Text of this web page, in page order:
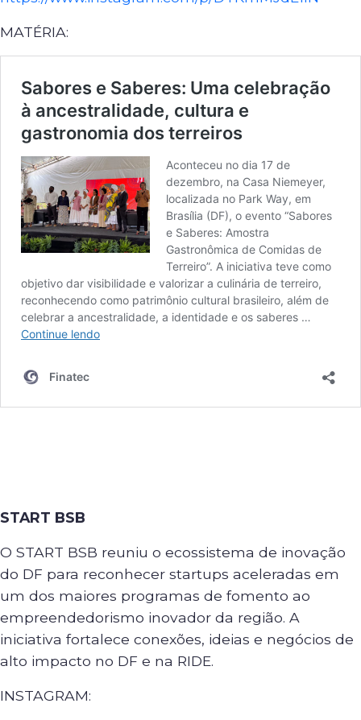
MATÉRIA:
START BSB
O START BSB reuniu o ecossistema de inovação
do DF para reconhecer startups aceleradas em
um dos maiores programas de fomento ao
empreendedorismo inovador da região. A
iniciativa fortalece conexões, ideias e negócios de
alto impacto no DF e na RIDE.
INSTAGRAM: